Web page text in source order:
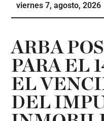
viernes 7, agosto, 2026
ARBA
PARA EL
EL
DEL